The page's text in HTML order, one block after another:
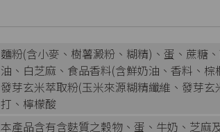
麵粉(含小麥、樹薯澱粉、糊精)、蛋、蔗糖
油、白芝麻、食品香料(含鮮奶油、香料、
發芽玄米萃取粉(玉米來源糊精纖維、發芽
打、檸檬酸
本產品含有含麩質之穀物、蛋、牛奶、芝麻